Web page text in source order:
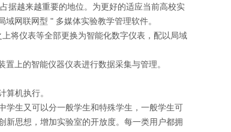
据越来越重要的地位。为更好的适应当前高校实
网联网型 " 多媒体实验教学管理软件。
将仪表等全部更换为智能化数字仪表，配以局域
上的智能仪器仪表进行数据采集与管理。
算机执行。
学生又可以分一般学生和特殊学生，一般学生可
新思想，增加实验室的开放度。每一类用户都拥